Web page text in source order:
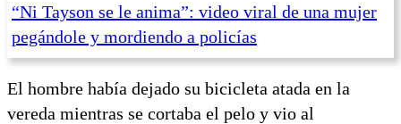
“Ni Tayson se le anima”: video viral de una mujer
pegándole y mordiendo a policías
El hombre había dejado su bicicleta atada en la
vereda mientras se cortaba el pelo y vio al